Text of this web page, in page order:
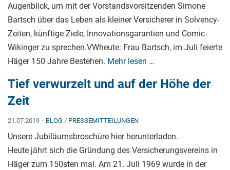
Augenblick, um mit der Vorstandsvorsitzenden Simone
Bartsch über das Leben als kleiner Versicherer in Solvency-
Zeiten, künftige Ziele, Innovationsgarantien und Comic-
Wikinger zu sprechen.VWheute: Frau Bartsch, im Juli feierte
Häger 150 Jahre Bestehen. Mehr lesen …
Tief verwurzelt und auf der Höhe der
Zeit
21.07.2019 · BLOG / PRESSEMITTEILUNGEN
Unsere Jubiläumsbroschüre hier herunterladen.
Heute jährt sich die Gründung des Versicherungsvereins in
Häger zum 150sten mal. Am 21. Juli 1969 wurde in der